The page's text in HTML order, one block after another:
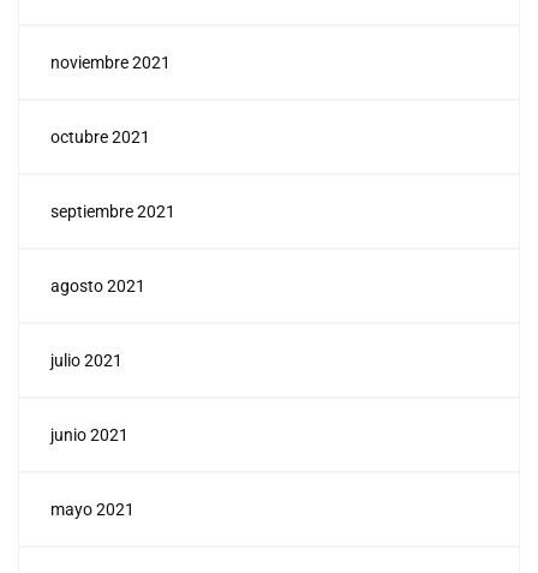
noviembre 2021
octubre 2021
septiembre 2021
agosto 2021
julio 2021
junio 2021
mayo 2021